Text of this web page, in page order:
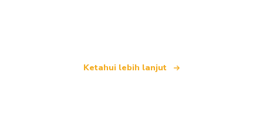
Ketahui lebih lanjut